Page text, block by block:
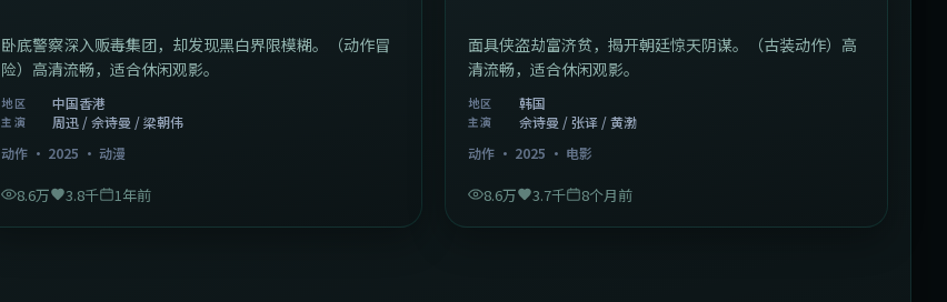
卧底警察深入贩毒集团，却发现黑白界限模糊。（动作冒
险）高清流畅，适合休闲观影。
地区 中国香港
主演
周迅 / 佘诗曼 / 梁朝伟
动作 · 2025 ·动漫
8.6万 3.8千 1年前
面具侠盗劫富济贫，揭开朝廷惊天阴谋。（古装动作）高
清流畅，适合休闲观影。
地区 韩国
主演
佘诗曼 / 张译 / 黄渤
动作· 2025 · 电影
8.6万 3.7千 8个月前